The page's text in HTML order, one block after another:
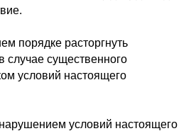
порядке расторгнуть
случае существенного
условий настоящего
условий настоящего